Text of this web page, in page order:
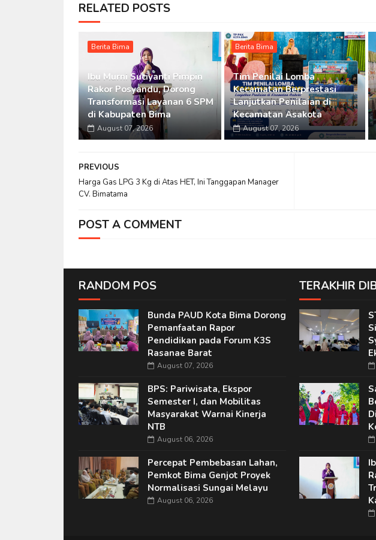
RELATED POSTS
Berita Bima
Ibu Murni Suciyanti Pimpin
Rakor Posyandu, Dorong
Transformasi Layanan 6 SPM
di Kabupaten Bima
August 07, 2026
Berita Bima
Tim Penilai Lomba
Kecamatan Berprestasi
Lanjutkan Penilaian di
Kecamatan Asakota
August 07, 2026
PREVIOUS
Harga Gas LPG 3 Kg di Atas HET, Ini Tanggapan Manager
CV. Bimatama
POST A COMMENT
RANDOM POS
Bunda PAUD Kota Bima Dorong
Pemanfaatan Rapor
Pendidikan pada Forum K3S
Rasanae Barat
August 07, 2026
BPS: Pariwisata, Ekspor
Semester I, dan Mobilitas
Masyarakat Warnai Kinerja
NTB
August 06, 2026
Percepat Pembebasan Lahan,
Pemkot Bima Genjot Proyek
Normalisasi Sungai Melayu
August 06, 2026
TERAKHIR